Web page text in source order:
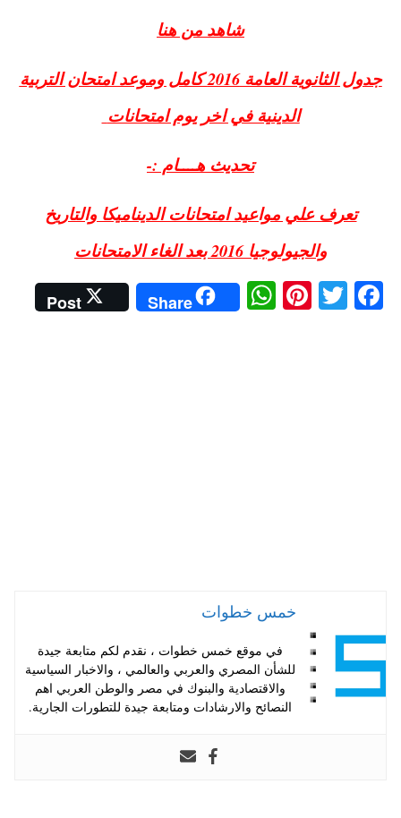
شاهد من هنا
جدول الثانوية العامة 2016 كامل وموعد امتحان التربية
الدينية في اخر يوم امتحانات
تحديث هــــام :-
تعرف علي مواعيد امتحانات الديناميكا والتاريخ
والجيولوجيا 2016 بعد الغاء الامتحانات
Fa
T
Pi
W
ha
Share
Post
خمس خطوات
في موقع خمس خطوات ، نقدم لكم متابعة جيدة
للشأن المصري والعربي والعالمي ، والاخبار السياسية
والاقتصادية والبنوك في مصر والوطن العربي اهم
النصائح والارشادات ومتابعة جيدة للتطورات الجارية.